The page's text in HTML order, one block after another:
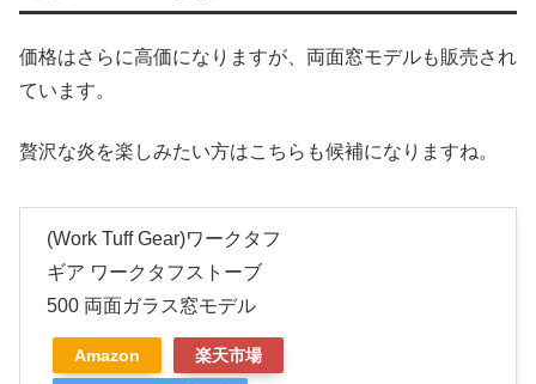
価格はさらに高価になりますが、両面窓モデルも販売され
ています。
贅沢な炎を楽しみたい方はこちらも候補になりますね。
(Work Tuff Gear)ワークタフ
ギア ワークタフストーブ
500 両面ガラス窓モデル
Amazon 楽天市場